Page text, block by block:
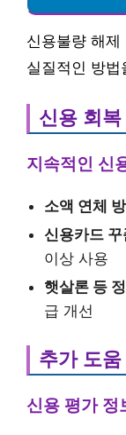
신용불량 해
실질적인 방법
신용 회
지속적인 신
소액 연체
신용카드
이상 사용
햇살론 등
급 개선
추가 도
신용 평가 정